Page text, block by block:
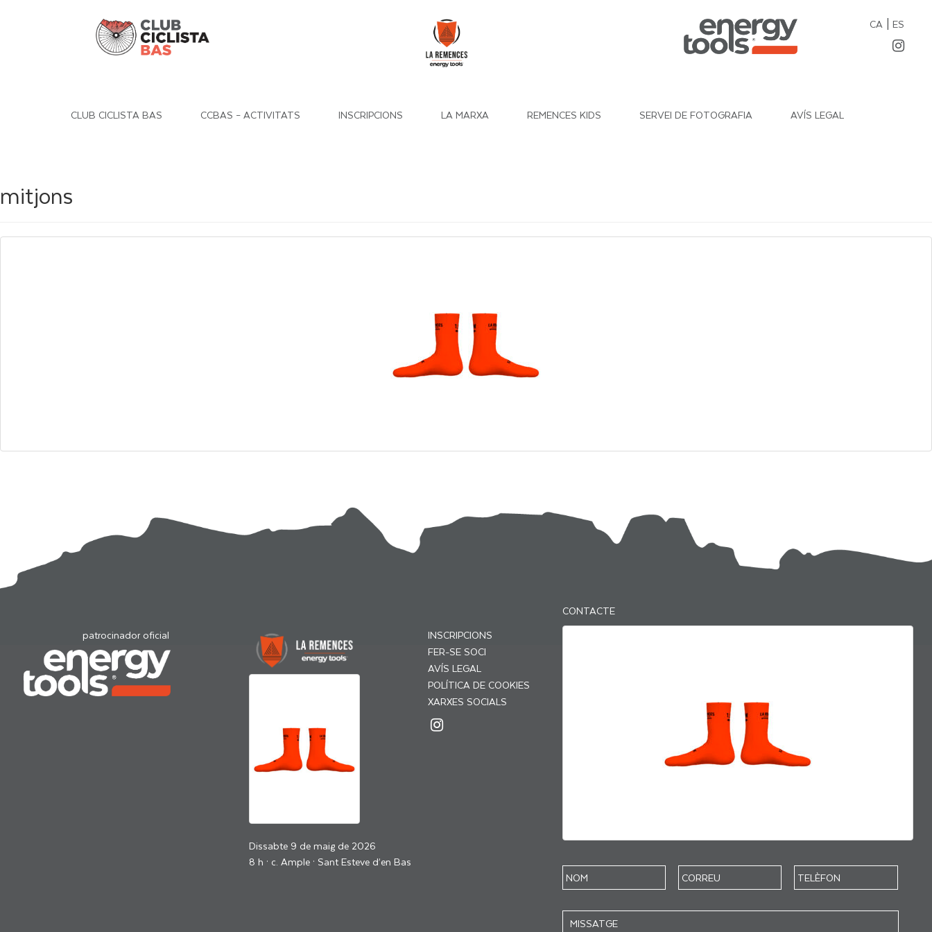
CA| ES
CLUB CICLISTA BAS CCBAS – ACTIVITATS INSCRIPCIONS LA MARXA REMENCES KIDS SERVEI DE FOTOGRAFIA AVÍS LEGAL
mitjons
patrocinador oficial
Dissabte 9 de maig de 2026
8 h · c. Ample · Sant Esteve d’en Bas
INSCRIPCIONS
FER-SE SOCI
AVÍS LEGAL
POLÍTICA DE COOKIES
XARXES SOCIALS
CONTACTE